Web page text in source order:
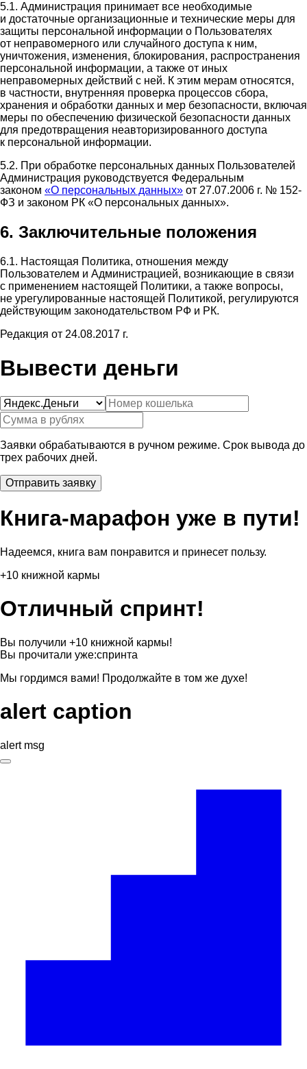
5.1. Администрация принимает все необходимые
и достаточные организационные и технические меры для
защиты персональной информации о Пользователях
от неправомерного или случайного доступа к ним,
уничтожения, изменения, блокирования, распространения
персональной информации, а также от иных
неправомерных действий с ней. К этим мерам относятся,
в частности, внутренняя проверка процессов сбора,
хранения и обработки данных и мер безопасности, включая
меры по обеспечению физической безопасности данных
для предотвращения неавторизированного доступа
к персональной информации.
5.2. При обработке персональных данных Пользователей
Администрация руководствуется Федеральным
законом «О персональных данных» от 27.07.2006 г. № 152-
ФЗ и законом РК «О персональных данных».
6. Заключительные положения
6.1. Настоящая Политика, отношения между
Пользователем и Администрацией, возникающие в связи
с применением настоящей Политики, а также вопросы,
не урегулированные настоящей Политикой, регулируются
действующим законодательством РФ и РК.
Редакция от 24.08.2017 г.
Вывести деньги
Заявки обрабатываются в ручном режиме. Срок вывода до
трех рабочих дней.
Книга-марафон уже в пути!
Надеемся, книга вам понравится и принесет пользу.
+10 книжной кармы
Отличный спринт!
Вы получили +10 книжной кармы!
Вы прочитали уже:спринта
Мы гордимся вами! Продолжайте в том же духе!
alert caption
alert msg